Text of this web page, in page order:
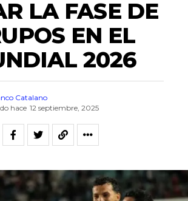
LA FASE DE
EN EL
2026
Catalano
hace 12 septiembre, 2025